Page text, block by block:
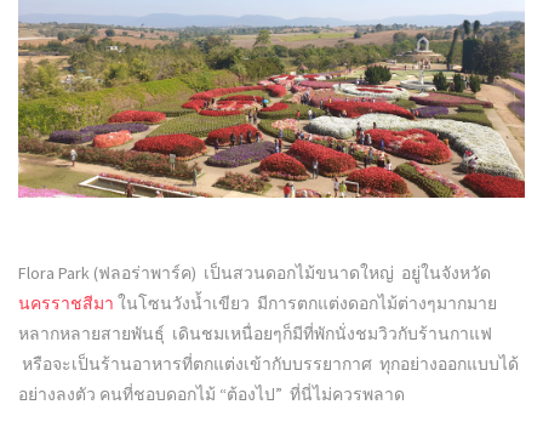
Flora Park (ฟลอร่าพาร์ค) เป็นสวนดอกไม้ขนาดใหญ่ อยู่ในจังหวัด
นครราชสีมา ในโซนวังน้ำเขียว มีการตกแต่งดอกไม้ต่างๆมากมาย
หลากหลายสายพันธ์ุ เดินชมเหนื่อยๆก็มีที่พักนั่งชมวิวกับร้านกาแฟ
หรือจะเป็นร้านอาหารที่ตกแต่งเข้ากับบรรยากาศ ทุกอย่างออกแบบได้
อย่างลงตัว คนที่ชอบดอกไม้ “ต้องไป” ที่นี่ไม่ควรพลาด